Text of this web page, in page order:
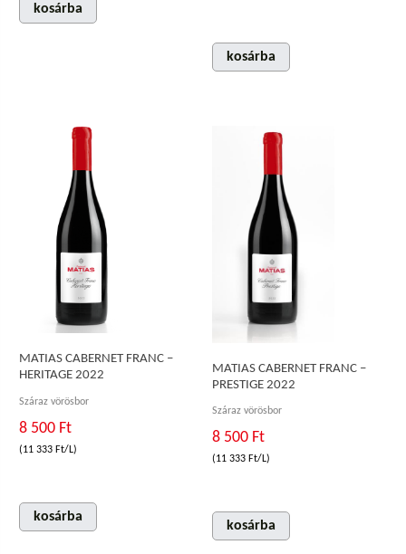
kosárba
kosárba
MATIAS CABERNET FRANC –
HERITAGE 2022
Száraz vörösbor
8 500 Ft
(11 333 Ft/L)
kosárba
MATIAS CABERNET FRANC –
PRESTIGE 2022
Száraz vörösbor
8 500 Ft
(11 333 Ft/L)
kosárba